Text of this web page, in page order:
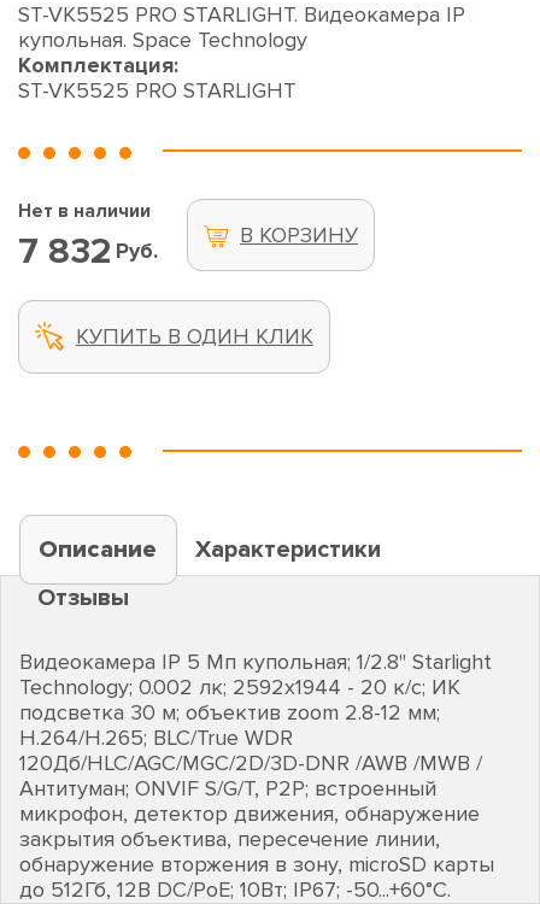
ST-VK5525 PRO STARLIGHT. Видеокамера IP
купольная. Space Technology
Комплектация:
ST-VK5525 PRO STARLIGHT
Нет в наличии
7 832 Руб.
В КОРЗИНУ
КУПИТЬ В ОДИН КЛИК
Описание
Характеристики
Отзывы
Видеокамера IP 5 Мп купольная; 1/2.8" Starlight
Technology; 0.002 лк; 2592х1944 - 20 к/с; ИК
подсветка 30 м; объектив zoom 2.8-12 мм;
H.264/H.265; BLC/True WDR
120Дб/HLC/AGC/MGC/2D/3D-DNR /AWB /MWB /
Антитуман; ONVIF S/G/T, P2P; встроенный
микрофон, детектор движения, обнаружение
закрытия объектива, пересечение линии,
обнаружение вторжения в зону, microSD карты
до 512Гб, 12В DC/PoE; 10Вт; IP67; -50...+60°C.